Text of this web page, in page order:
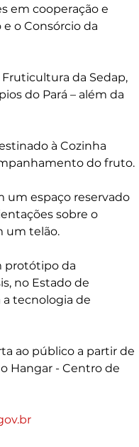
em cooperação e
o Consórcio da
da Sedap,
do Pará – além da
à Cozinha
do fruto.
um espaço reservado
sobre o
um telão.
protótipo da
no Estado de
a tecnologia de
ao público a partir de
Hangar - Centro de